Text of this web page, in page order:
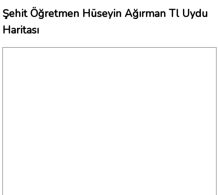
Şehit Öğretmen Hüseyin Ağırman Tl Uydu
Haritası